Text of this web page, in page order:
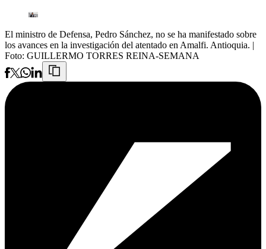
El ministro de Defensa, Pedro Sánchez, no se ha manifestado sobre
los avances en la investigación del atentado en Amalfi. Antioquia. |
Foto: GUILLERMO TORRES REINA-SEMANA